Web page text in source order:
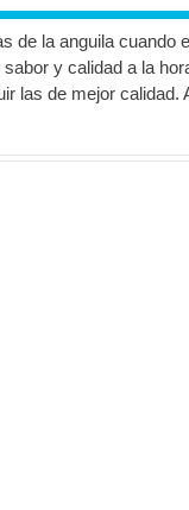
de la anguila cuando
y calidad a la
las de mejor